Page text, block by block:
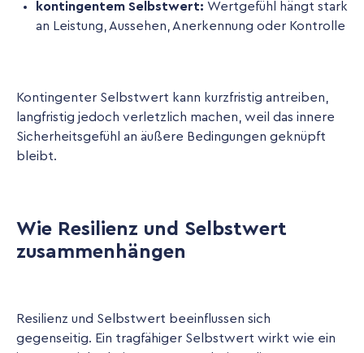
kontingentem Selbstwert: Wertgefühl hängt stark
an Leistung, Aussehen, Anerkennung oder Kontrolle
Kontingenter Selbstwert kann kurzfristig antreiben,
langfristig jedoch verletzlich machen, weil das innere
Sicherheitsgefühl an äußere Bedingungen geknüpft
bleibt.
Wie Resilienz und Selbstwert
zusammenhängen
Resilienz und Selbstwert beeinflussen sich
gegenseitig. Ein tragfähiger Selbstwert wirkt wie ein